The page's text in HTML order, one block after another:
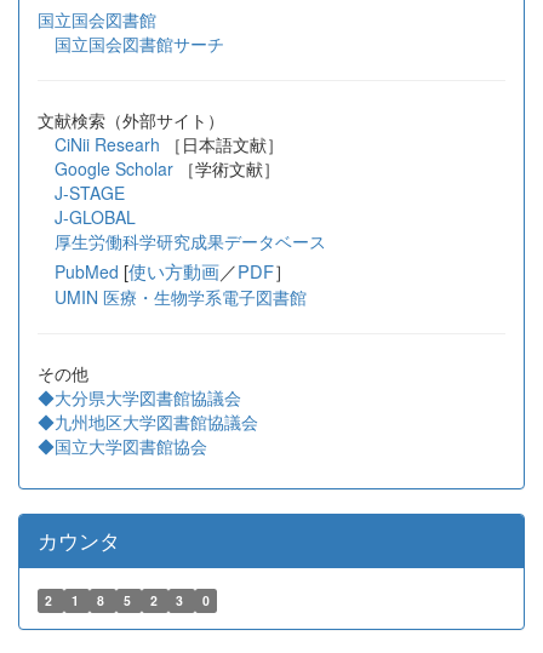
国立国会図書館
国立国会図書館サーチ
文献検索（外部サイト）
CiNii Researh ［日本語文献］
Google Scholar
［学術文献］
J-STAGE
J-GLOBAL
厚生労働科学研究成果データベース
PubMed [使い方動画／PDF］
UMIN 医療・生物学系電子図書館
その他
◆大分県大学図書館協議会
◆九州地区大学図書館協議会
◆国立大学図書館協会
カウンタ
2 1 8 5 2 3 0